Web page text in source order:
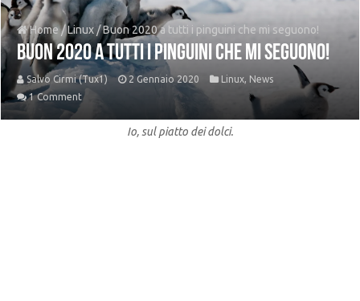
Home/Linux /Buon 2020 a tutti i pinguini che mi seguono!
Buon 2020 a tutti i pinguini che mi seguono!
Salvo Cirmi (Tux1) 2 Gennaio 2020 Linux, News
1 Comment
Io, sul piatto dei dolci.